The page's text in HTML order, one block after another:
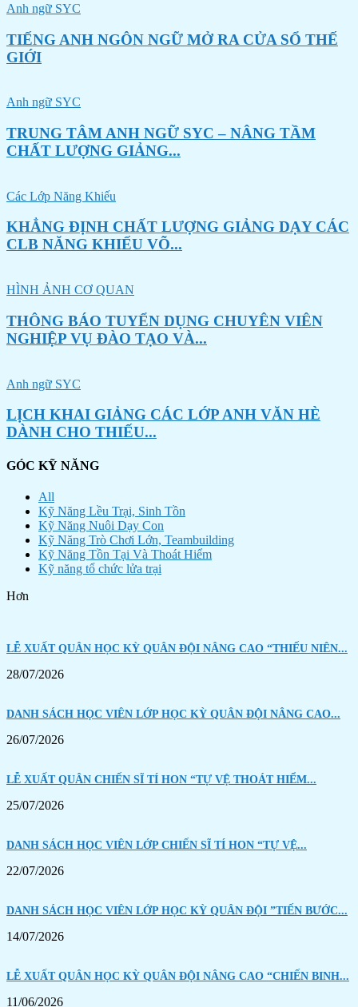
Anh ngữ SYC
TIẾNG ANH NGÔN NGỮ MỞ RA CỬA SỔ THẾ
GIỚI
Anh ngữ SYC
TRUNG TÂM ANH NGỮ SYC – NÂNG TẦM
CHẤT LƯỢNG GIẢNG...
Các Lớp Năng Khiếu
KHẲNG ĐỊNH CHẤT LƯỢNG GIẢNG DẠY CÁC
CLB NĂNG KHIẾU VÕ...
HÌNH ẢNH CƠ QUAN
THÔNG BÁO TUYỂN DỤNG CHUYÊN VIÊN
NGHIỆP VỤ ĐÀO TẠO VÀ...
Anh ngữ SYC
LỊCH KHAI GIẢNG CÁC LỚP ANH VĂN HÈ
DÀNH CHO THIẾU...
GÓC KỸ NĂNG
All
Kỹ Năng Lều Trại, Sinh Tồn
Kỹ Năng Nuôi Dạy Con
Kỹ Năng Trò Chơi Lớn, Teambuilding
Kỹ Năng Tồn Tại Và Thoát Hiểm
Kỹ năng tổ chức lửa trại
Hơn
LỄ XUẤT QUÂN HỌC KỲ QUÂN ĐỘI NÂNG CAO “THIẾU NIÊN...
28/07/2026
DANH SÁCH HỌC VIÊN LỚP HỌC KỲ QUÂN ĐỘI NÂNG CAO...
26/07/2026
LỄ XUẤT QUÂN CHIẾN SĨ TÍ HON “TỰ VỆ THOÁT HIỂM...
25/07/2026
DANH SÁCH HỌC VIÊN LỚP CHIẾN SĨ TÍ HON “TỰ VỆ...
22/07/2026
DANH SÁCH HỌC VIÊN LỚP HỌC KỲ QUÂN ĐỘI ”TIẾN BƯỚC...
14/07/2026
LỄ XUẤT QUÂN HỌC KỲ QUÂN ĐỘI NÂNG CAO “CHIẾN BINH...
11/06/2026